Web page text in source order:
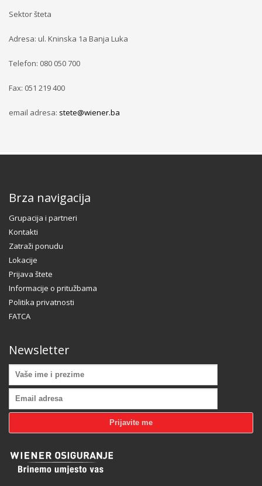
Sektor šteta
Adresa: ul. Kninska 1a Banja Luka
Telefon: 080 050 700
Fax: 051 219 400
email adresa: stete@wiener.ba
Brza navigacija
Grupacija i partneri
Kontakti
Zatraži ponudu
Lokacije
Prijava štete
Informacije o pritužbama
Politika privatnosti
FATCA
Newsletter